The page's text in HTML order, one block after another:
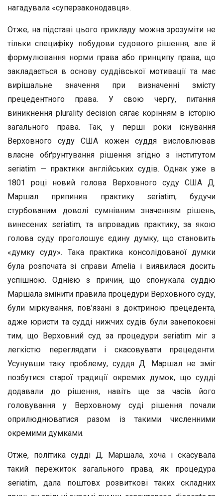
нагадувала «суперзаконодавця».
Отже, на підставі цього прикладу можна зрозуміти не
тільки специфіку побудови судового рішення, але й
формулювання норми права або принципу права, що
закладається в основу суддівської мотивації та має
вирішальне значення при визначенні змісту
прецедентного права. У свою чергу, питання
виникнення plurality decision сягає корінням в історію
загального права. Так, у перші роки існування
Верховного суду США кожен суддя висловлював
власне обґрунтування рішення згідно з інститутом
seriatim — практики англійських судів. Однак уже в
1801 році новий голова Верховного суду США Д.
Маршал припинив практику seriatim, будучи
стурбованим доволі сумнівним значенням рішень,
винесених seriatim, та впровадив практику, за якою
голова суду проголошує єдину думку, що становить
«думку суду». Така практика консолідованої думки
була розпочата зі справи Amelia і виявилася досить
успішною. Однією з причин, що спонукала суддю
Маршала змінити правила процедури Верховного суду,
були міркування, пов’язані з доктриною прецедента,
адже юристи та судді нижчих судів були занепокоєні
тим, що Верховний суд за процедури seriatim міг з
легкістю переглядати і скасовувати прецеденти.
Усунувши таку проблему, суддя Д. Маршал не зміг
позбутися старої традиції окремих думок, що судді
додавали до рішення, навіть ще за часів його
головування у Верховному суді рішення почали
оприлюднюватися разом із такими численними
окремими думками.
Отже, політика судді Д. Маршала, хоча і скасувала
такий пережиток загального права, як процедура
seriatim, дала поштовх розвиткові таких складних